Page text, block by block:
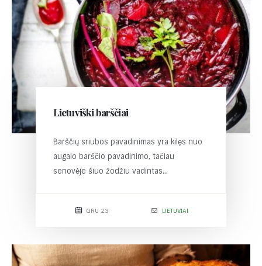
Lietuviški barščiai
Barščių sriubos pavadinimas yra kilęs nuo
augalo barščio pavadinimo, tačiau
senovėje šiuo žodžiu vadintas...
GRU 23 LIETUVIAI